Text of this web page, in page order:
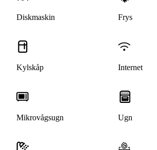
Diskmaskin Frys
Kylskåp Internet
Mikrovågsugn Ugn